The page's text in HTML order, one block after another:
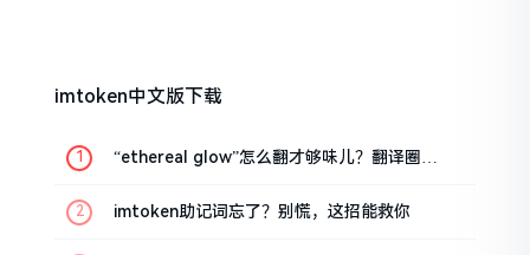
imtoken中文版下载
“ethereal glow”怎么翻才够味儿？翻译圈老
imtoken助记词忘了？别慌，这招能救你